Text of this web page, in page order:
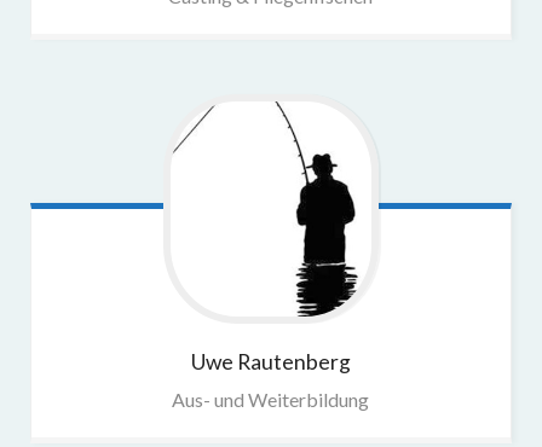
Uwe Rautenberg
Aus- und Weiterbildung